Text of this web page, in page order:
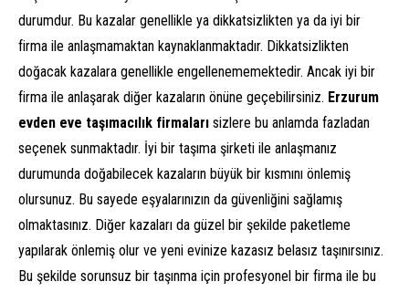
durumdur. Bu kazalar genellikle ya dikkatsizlikten ya da iyi bir
firma ile anlaşmamaktan kaynaklanmaktadır. Dikkatsizlikten
doğacak kazalara genellikle engellenememektedir. Ancak iyi bir
firma ile anlaşarak diğer kazaların önüne geçebilirsiniz. Erzurum
evden eve taşımacılık firmaları sizlere bu anlamda fazladan
seçenek sunmaktadır. İyi bir taşıma şirketi ile anlaşmanız
durumunda doğabilecek kazaların büyük bir kısmını önlemiş
olursunuz. Bu sayede eşyalarınızın da güvenliğini sağlamış
olmaktasınız. Diğer kazaları da güzel bir şekilde paketleme
yapılarak önlemiş olur ve yeni evinize kazasız belasız taşınırsınız.
Bu şekilde sorunsuz bir taşınma için profesyonel bir firma ile bu